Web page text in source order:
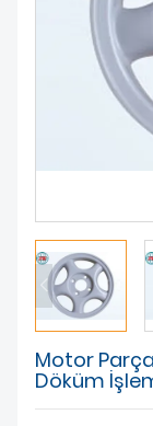
FABRIKA
BIZIMLE
Motor
Döküm